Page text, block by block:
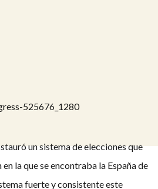
un sistema de elecciones que
la que se encontraba la España de
fuerte y consistente este